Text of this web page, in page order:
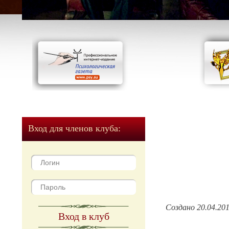
Вход для членов клуба:
Вход в клуб
Создано